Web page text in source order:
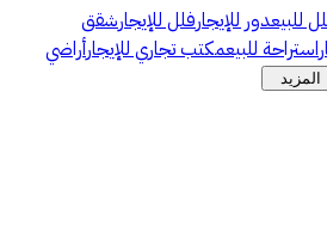
للبيعدور للإيجارفلل للإيجارشقق
استراحة للبيعمكتب تجاري للإيجارأراضي
المزيد